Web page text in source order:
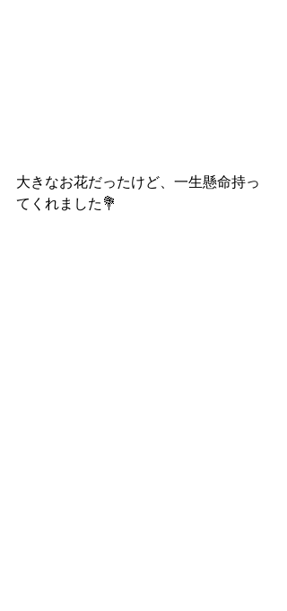
大きなお花だったけど、一生懸命持っ
てくれました💐